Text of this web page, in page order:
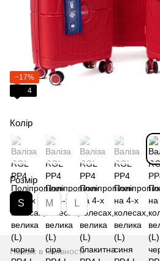
−17%
4
Колір
Розмір
S M L
Немає в наявності